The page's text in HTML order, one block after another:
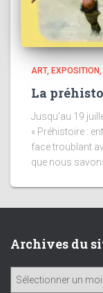
ART EXPOSITION
La
Jusqu’au 19
« Préhistoire :
face troublant
que nous
Archives du